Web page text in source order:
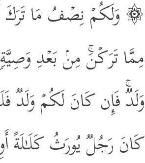
۞ وَلَكُمۡ نِصۡفُ مَا تَرَكَ
مِمَّا تَرَكۡنَۚ مِنۢ بَعۡدِ
وَلَدࣱۚ فَإِن كَانَ لَكُمۡ وَلَدࣱ
كَانَ رَجُلࣱ یُورَثُ كَلَـٰلَةً